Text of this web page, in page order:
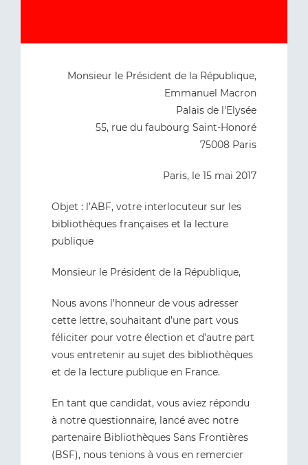
Monsieur le Président de la République,
Emmanuel Macron
Palais de l'Elysée
55, rue du faubourg Saint-Honoré
75008 Paris
Paris, le 15 mai 2017
Objet : l’ABF, votre interlocuteur sur les
bibliothèques françaises et la lecture
publique
Monsieur le Président de la République,
Nous avons l'honneur de vous adresser
cette lettre, souhaitant d’une part vous
féliciter pour votre élection et d’autre part
vous entretenir au sujet des bibliothèques
et de la lecture publique en France.
En tant que candidat, vous aviez répondu
à notre questionnaire, lancé avec notre
partenaire Bibliothèques Sans Frontières
(BSF), nous tenions à vous en remercier